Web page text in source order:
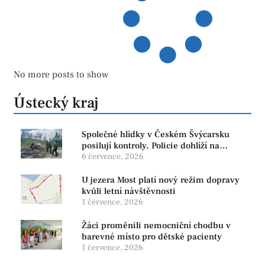
No more posts to show
Ústecký kraj
Společné hlídky v Českém Švýcarsku
posilují kontroly. Policie dohlíží na
bezpečnost i ochranu přírody
6 července, 2026
U jezera Most platí nový režim dopravy
kvůli letní návštěvnosti
1 července, 2026
Žáci proměnili nemocniční chodbu v
barevné místo pro dětské pacienty
1 července, 2026